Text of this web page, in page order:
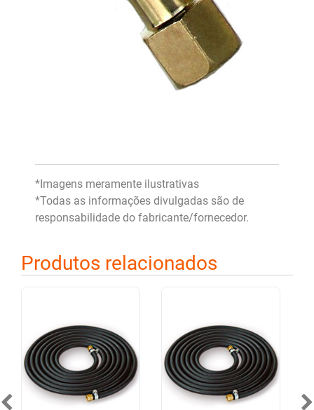
*Imagens meramente ilustrativas
*Todas as informações divulgadas são de
responsabilidade do fabricante/fornecedor.
Produtos relacionados